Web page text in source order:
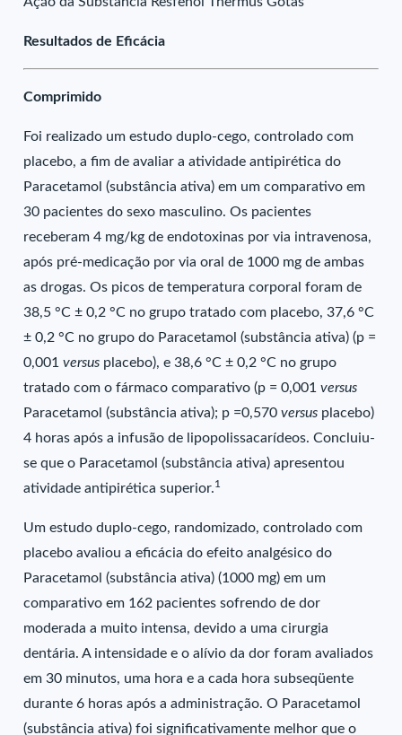
Resultados de Eficácia
Comprimido
Foi realizado um estudo duplo-cego, controlado com
placebo, a fim de avaliar a atividade antipirética do
Paracetamol (substância ativa) em um comparativo em
30 pacientes do sexo masculino. Os pacientes
receberam 4 mg/kg de endotoxinas por via intravenosa,
após pré-medicação por via oral de 1000 mg de ambas
as drogas. Os picos de temperatura corporal foram de
38,5 °C ± 0,2 °C no grupo tratado com placebo, 37,6 °C
± 0,2 °C no grupo do Paracetamol (substância ativa) (p =
0,001versus placebo), e 38,6 °C ± 0,2 °C no grupo
tratado com o fármaco comparativo (p = 0,001versus
Paracetamol (substância ativa); p =0,570versus placebo)
4 horas após a infusão de lipopolissacarídeos. Concluiu-
se que o Paracetamol (substância ativa) apresentou
atividade antipirética superior.1
Um estudo duplo-cego, randomizado, controlado com
placebo avaliou a eficácia do efeito analgésico do
Paracetamol (substância ativa) (1000 mg) em um
comparativo em 162 pacientes sofrendo de dor
moderada a muito intensa, devido a uma cirurgia
dentária. A intensidade e o alívio da dor foram avaliados
em 30 minutos, uma hora e a cada hora subseqüente
durante 6 horas após a administração. O Paracetamol
(substância ativa) foi significativamente melhor que o